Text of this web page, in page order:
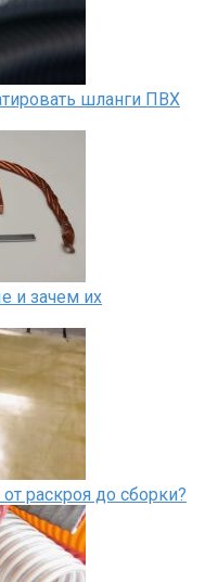
шланги ПВХ
и зачем их
раскроя до сборки?